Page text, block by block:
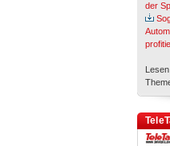
der